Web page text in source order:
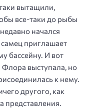
вытащили,
все-таки до рыбы
начался
приглашает
бассейну. И вот
Флора выступала, но
к нему.
другого, как
представления.